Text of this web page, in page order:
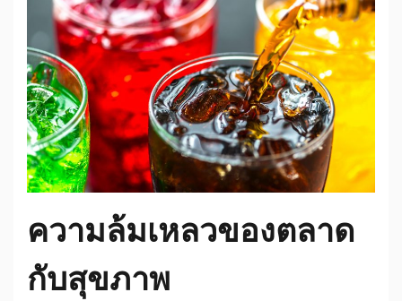
ความล้มเหลวของตลาด
กับสุขภาพ